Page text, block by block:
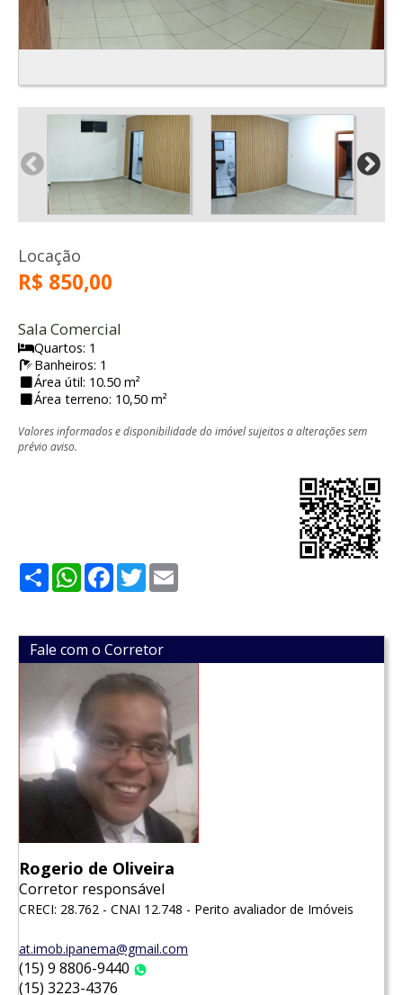
Locação
R$ 850,00
Sala Comercial
Quartos: 1
Banheiros: 1
Área útil: 10.50 m²
Área terreno: 10,50 m²
Valores informados e disponibilidade do imóvel sujeitos a alterações sem
prévio aviso.
ShareWhatsApp
Facebook
Twitter
Fale com o Corretor
Rogerio de Oliveira
Corretor responsável
CRECI: 28.762 - CNAI 12.748 - Perito avaliador de Imóveis
at.imob.ipanema@gmail.com
(15) 9 8806-9440
(15) 3223-4376